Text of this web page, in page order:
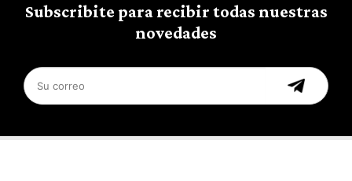
Subscribite para recibir todas nuestras
novedades